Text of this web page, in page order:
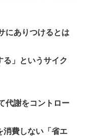
にありつけるとは
る」というサイク
代謝をコントロー
消費しない「省エ